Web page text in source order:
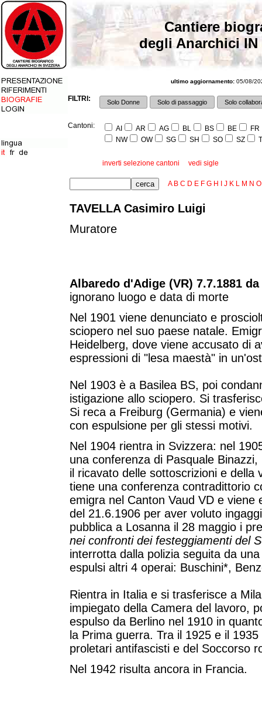
Cantiere
degli Anarchici IN
ultimo aggiornamento: 05/08/
FILTRI: Solo Donne Solo di passaggio Solo
Cantoni: AI AR AG BL BS BE
FR
NW
OW SG SH SO SZ
inverti selezione cantoni vedi sigle
A B C D E F G H J K L M N O
TAVELLA Casimiro Luigi
Muratore
Albaredo d'Adige (VR) 7.7.1881
ignorano luogo e data di morte
Nel 1901 viene denunciato e
sciopero nel suo paese natale.
Heidelberg, dove viene accusato di
espressioni di "lesa maestà" in
Nel 1903 è a Basilea BS, poi
istigazione allo sciopero. Si
Si reca a Freiburg (Germania) e
con espulsione per gli stessi motivi.
Nel 1904 rientra in Svizzera: nel
una conferenza di Pasquale
il ricavato delle sottoscrizioni e della
tiene una conferenza contradittorio
emigra nel Canton Vaud VD e viene
del 21.6.1906 per aver voluto
pubblica a Losanna il 28 maggio i
nei confronti dei festeggiamenti del
interrotta dalla polizia seguita da
espulsi altri 4 operai: Buschini*,
Rientra in Italia e si trasferisce a
impiegato della Camera del lavoro,
espulso da Berlino nel 1910 in
la Prima guerra. Tra il 1925 e il
proletari antifascisti e del Soccorso
Nel 1942 risulta ancora in Francia.